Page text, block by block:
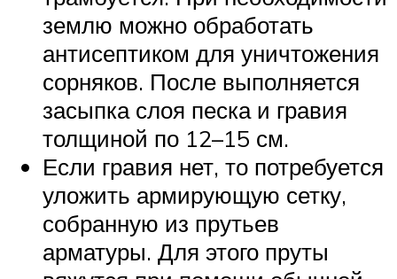
землю можно обработать
антисептиком для уничтожения
сорняков. После выполняется
засыпка слоя песка и гравия
толщиной по 12–15 см.
Если гравия нет, то потребуется
уложить армирующую сетку,
собранную из прутьев
арматуры. Для этого пруты